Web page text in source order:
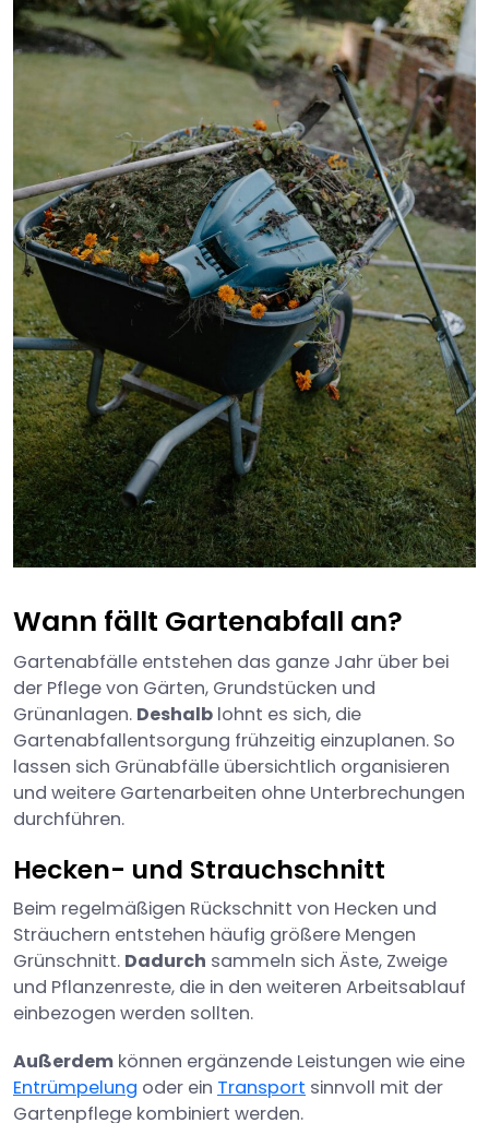
Wann fällt Gartenabfall an?
Gartenabfälle entstehen das ganze Jahr über bei
der Pflege von Gärten, Grundstücken und
Grünanlagen. Deshalb lohnt es sich, die
Gartenabfallentsorgung frühzeitig einzuplanen. So
lassen sich Grünabfälle übersichtlich organisieren
und weitere Gartenarbeiten ohne Unterbrechungen
durchführen.
Hecken- und Strauchschnitt
Beim regelmäßigen Rückschnitt von Hecken und
Sträuchern entstehen häufig größere Mengen
Grünschnitt. Dadurch sammeln sich Äste, Zweige
und Pflanzenreste, die in den weiteren Arbeitsablauf
einbezogen werden sollten.
Außerdem können ergänzende Leistungen wie eine
Entrümpelung oder ein Transport sinnvoll mit der
Gartenpflege kombiniert werden.